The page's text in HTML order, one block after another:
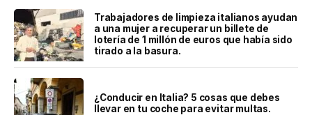
Trabajadores de limpieza italianos ayudan
a una mujer a recuperar un billete de
lotería de 1 millón de euros que había sido
tirado a la basura.
¿Conducir en Italia? 5 cosas que debes
llevar en tu coche para evitar multas.